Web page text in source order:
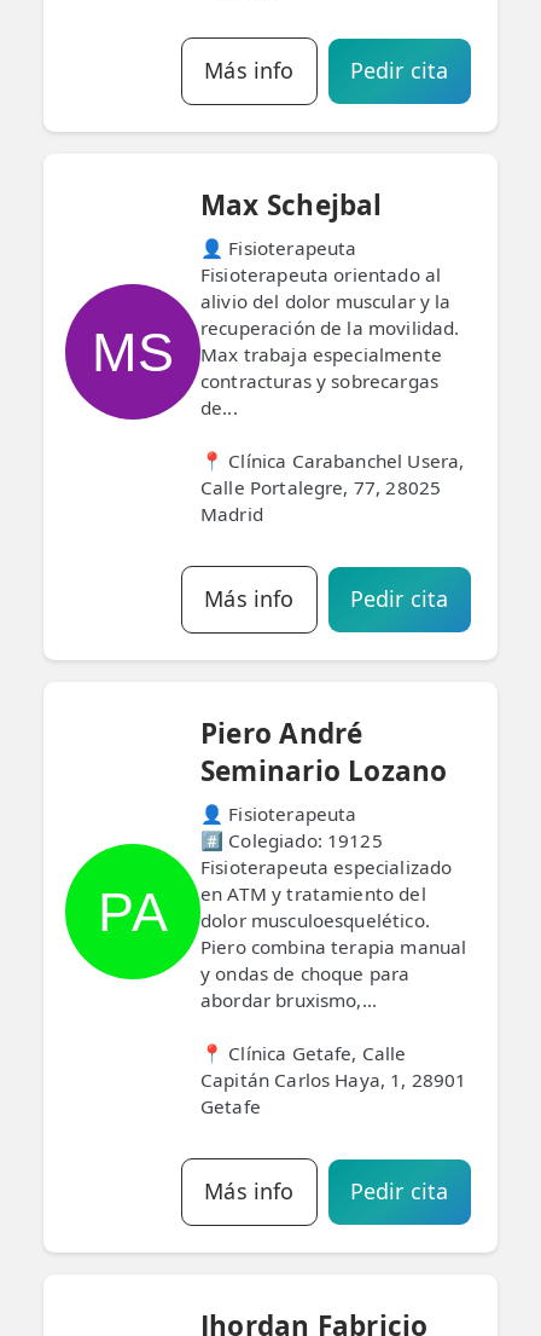
Más info Pedir cita
MS
Max Schejbal
👤 Fisioterapeuta
Fisioterapeuta orientado al
alivio del dolor muscular y la
recuperación de la movilidad.
Max trabaja especialmente
contracturas y sobrecargas
de...
📍 Clínica Carabanchel Usera,
Calle Portalegre, 77, 28025
Madrid
Más info Pedir cita
PA
Piero André
Seminario Lozano
👤 Fisioterapeuta
#️⃣ Colegiado: 19125
Fisioterapeuta especializado
en ATM y tratamiento del
dolor musculoesquelético.
Piero combina terapia manual
y ondas de choque para
abordar bruxismo,...
📍 Clínica Getafe, Calle
Capitán Carlos Haya, 1, 28901
Getafe
Más info Pedir cita
Jhordan Fabricio